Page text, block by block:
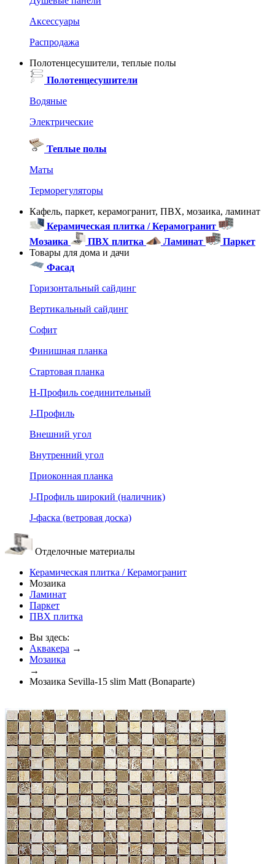
Аксессуары
Распродажа
Полотенцесушители, теплые полы
Полотенцесушители
Водяные
Электрические
Теплые полы
Маты
Терморегуляторы
Кафель, паркет, керамогранит, ПВХ, мозаика, ламинат
Керамическая плитка / Керамогранит
Мозаика
ПВХ плитка Ламинат
Паркет
Товары для дома и дачи
Фасад
Горизонтальный сайдинг
Вертикальный сайдинг
Софит
Финишная планка
Стартовая планка
Н-Профиль соединительный
J-Профиль
Внешний угол
Внутренний угол
Приоконная планка
J-Профиль широкий (наличник)
J-фаска (ветровая доска)
Отделочные материалы
Керамическая плитка / Керамогранит
Мозаика
Ламинат
Паркет
ПВХ плитка
Вы здесь:
Аквакера →
Мозаика
→
Мозаика Sevilla-15 slim Matt (Bonaparte)